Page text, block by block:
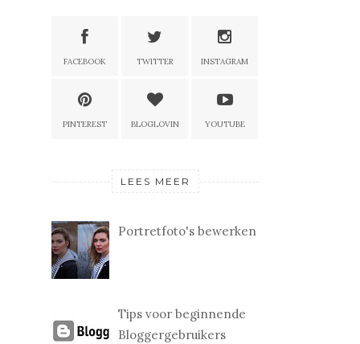
FACEBOOK TWITTER INSTAGRAM
PINTEREST BLOGLOVIN YOUTUBE
LEES MEER
Portretfoto's bewerken
Tips voor beginnende
Bloggergebruikers